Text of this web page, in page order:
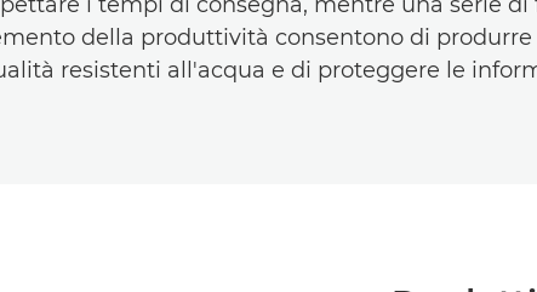
della produttività consentono di produrre
resistenti all'acqua e di proteggere le